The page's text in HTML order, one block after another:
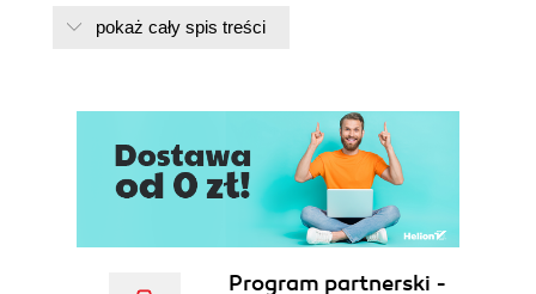
koncepcji Matthew Balla 25
publiczne 37
2. Problemy regulacji metawersum 45
2.1. Aksjologiczne a prakseologiczne aspekty regulacji
2.2. Regulacja metawersum – od gamingu do biznesu
2.3. Metawersum – kluczowe kierunki regulacji 56
2.4. Koncepcje scentralizowanych metawersów
pokaż cały spis treści
Program partnerski -